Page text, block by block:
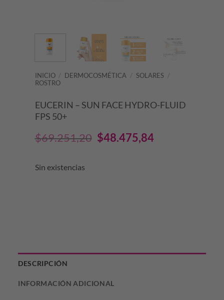
INICIO / DERMOCOSMÉTICA / SOLARES /
ROSTRO
EUCERIN – SUN FACE HYDRO-FLUID
FPS 50+
$69.251,20 El
$48.475,84
Sin existencias
DESCRIPCIÓN
INFORMACIÓN ADICIONAL